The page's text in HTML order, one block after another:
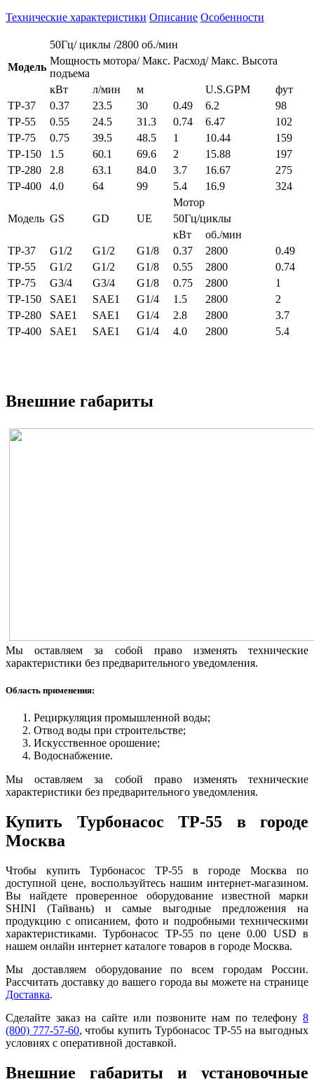
Технические характеристики Описание Особенности
Модель
50Гц/ циклы /2800 об./мин
Мощность мотора/ Макс. Расход/ Макс. Высота
подъема
кВт
л/мин м U.S.GPM
фут
ТР-37
0.37 23.5 30 0.49 6.2
98
ТР-55
0.55 24.5 31.3 0.74 6.47
102
ТР-75
0.75 39.5 48.5 1 10.44
159
ТР-150
1.5 60.1 69.6 2 15.88
197
ТР-280
2.8 63.1 84.0 3.7 16.67
275
ТР-400
4.0 64 99 5.4 16.9 324
Модель GS GD UE
Мотор
50Гц/циклы
кВт
об./мин
ТР-37
G1/2 G1/2 G1/8 0.37 2800
0.49
ТР-55
G1/2 G1/2 G1/8 0.55 2800
0.74
ТР-75
G3/4 G3/4 G1/8 0.75 2800
1
ТР-150
SAE1 SAE1 G1/4 1.5 2800
2
ТР-280
SAE1 SAE1 G1/4 2.8 2800
3.7
ТР-400
SAE1 SAE1 G1/4 4.0 2800 5.4
Внешние габариты
Мы оставляем за собой право изменять технические
характеристики без предварительного уведомления.
Область применения:
Рециркуляция промышленной воды;
Отвод воды при строительстве;
Искусственное орошение;
Водоснабжение.
Мы оставляем за собой право изменять технические
характеристики без предварительного уведомления.
Купить Турбонасос TP-55 в городе
Москва
Чтобы купить Турбонасос TP-55 в городе Москва по
доступной цене, воспользуйтесь нашим интернет-магазином.
Вы найдете проверенное оборудование известной марки
SHINI (Тайвань) и самые выгодные предложения на
продукцию с описанием, фото и подробными техническими
характеристиками. Турбонасос TP-55 по цене 0.00 USD в
нашем онлайн интернет каталоге товаров в городе Москва.
Мы доставляем оборудование по всем городам России.
Рассчитать доставку до вашего города вы можете на странице
Доставка.
Сделайте заказ на сайте или позвоните нам по телефону 8
(800) 777-57-60, чтобы купить Турбонасос TP-55 на выгодных
условиях с оперативной доставкой.
Внешние габариты и установочные